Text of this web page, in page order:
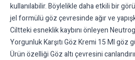
kullanılabilir. Böylelikle daha etkili bir
jel formülü göz çevresinde ağır ve
Ciltteki esneklik kaybını önleyen
Yorgunluk Karşıtı Göz Kremi 15 Ml göz
Ürün özelliği Göz altı çevresini